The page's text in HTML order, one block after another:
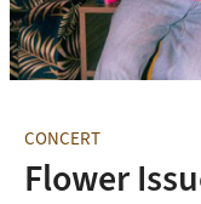
CONCERT
Flower